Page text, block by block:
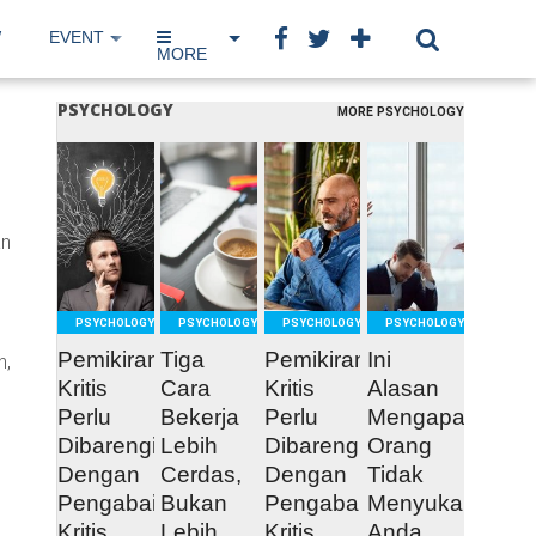
EVENT IP NETWORK
BOOK
MORE
PSYCHOLOGY MORE PSYCHOLOGY
READ
MORE
PSYCHOLOGY
Pemikiran
Kritis
Perlu
Dibarengi
Dengan
Pengabaian
READ
MORE
PSYCHOLOGY
Tiga
Cara
Bekerja
Lebih
Cerdas,
Bukan
READ
MORE
PSYCHOLOGY
Pemikiran
Kritis
Perlu
Dibarengi
Dengan
Pengabaian
MORE
PSYCHOLOGY
Ini
Alasan
Mengapa
Orang
Tidak
Menyukai